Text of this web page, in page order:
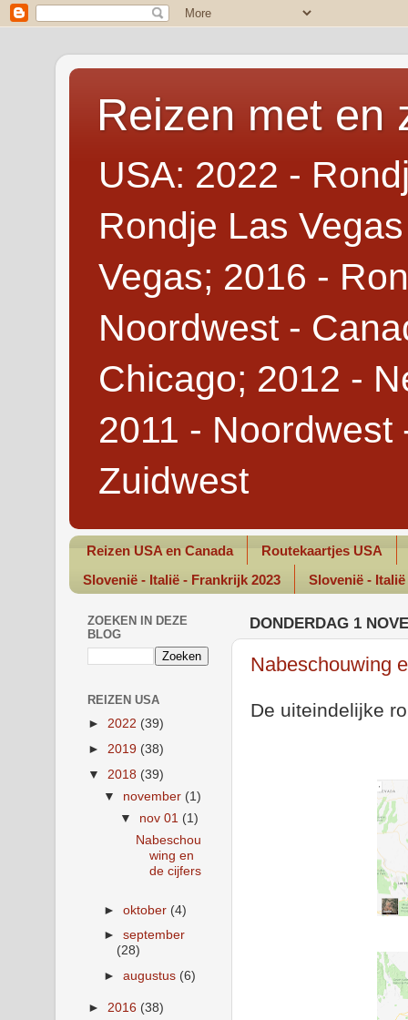
Reizen met en
USA: 2022 -
Rondje Las
Vegas; 2016 -
Noordwest -
Chicago; 2012 -
2011 - Noordwest
Zuidwest
Reizen USA en Canada
Routekaartjes USA
Slovenië - Italië - Frankrijk 2023
Slovenië -
DONDERDAG 1
Nabeschouwing
De uiteindelijke
ZOEKEN IN DEZE
BLOG
REIZEN USA
► 2022 (39)
► 2019 (38)
▼ 2018 (39)
▼ november (1)
▼ nov 01 (1)
Nabeschou
wing en
de cijfers
►oktober (4)
►september
(28)
►augustus (6)
► 2016 (38)